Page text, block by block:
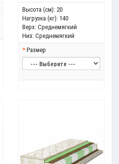
Высота (см): 20
Нагрузка (кг): 140
Верх: Среднемягкий
Низ: Среднемягкий
Размер